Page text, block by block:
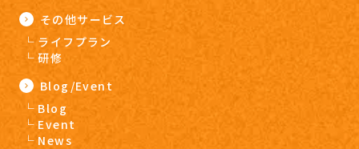
その他サービス
ライフプラン
研修
Blog/Event
Blog
Event
News